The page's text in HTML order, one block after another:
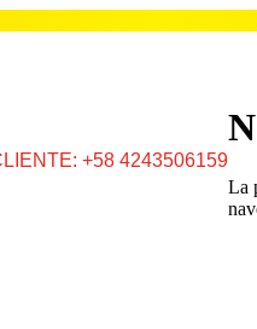
+58 4243506159
La